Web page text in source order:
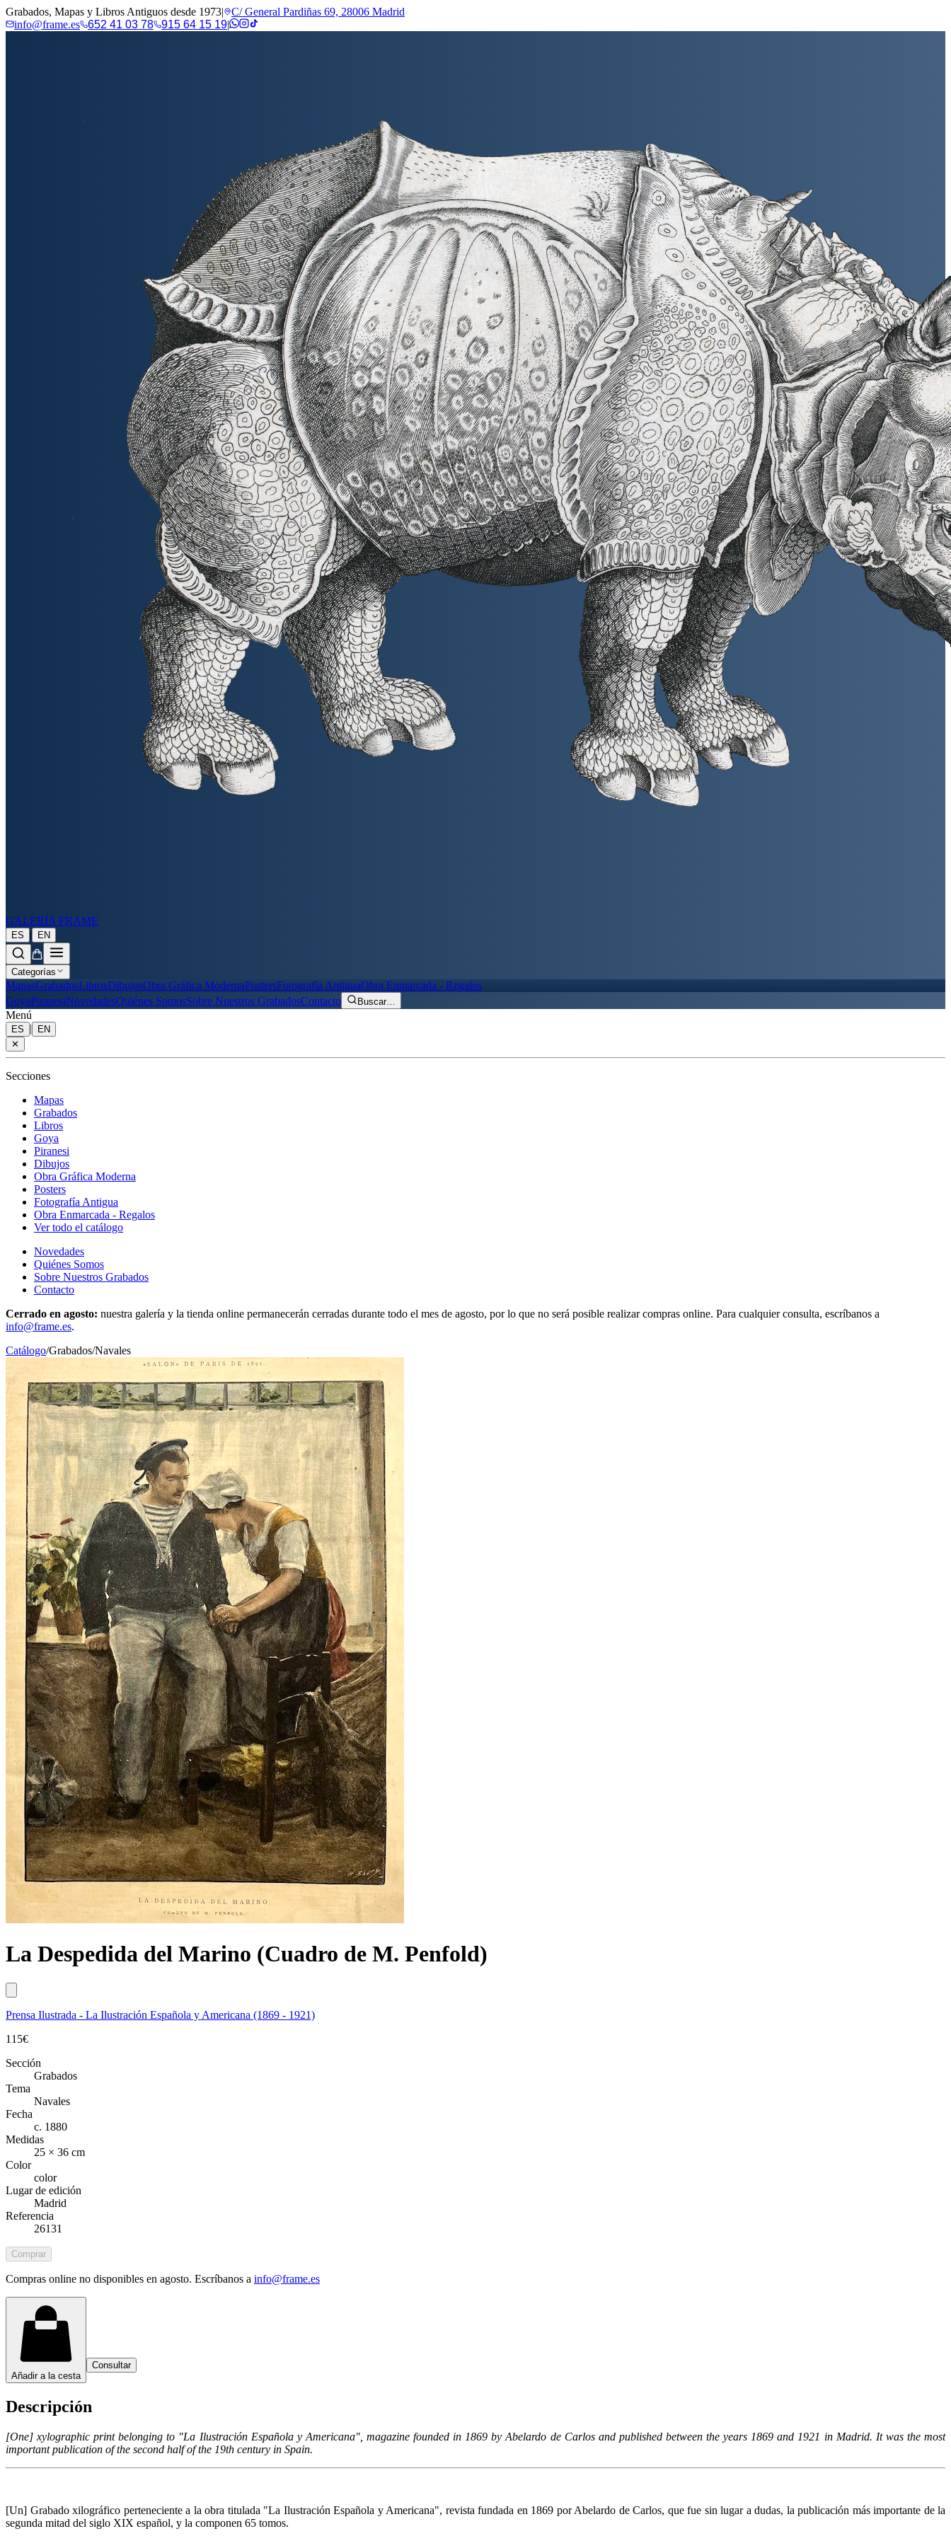
Grabados, Mapas y Libros Antiguos desde 1973|
C/ General Pardiñas 69, 28006 Madrid
info@frame.es
652 41 03 78 915 64 15 19|
GALERÍA FRAME
ES | EN
Categorías
MapasGrabadosLibrosDibujosObra Gráfica ModernaPostersFotografía AntiguaObra Enmarcada - Regalos
GoyaPiranesiNovedadesQuiénes SomosSobre Nuestros GrabadosContacto Buscar…
Menú
ES |
EN
✕
Secciones
Mapas
Grabados
Libros
Goya
Piranesi
Dibujos
Obra Gráfica Moderna
Posters
Fotografía Antigua
Obra Enmarcada - Regalos
Ver todo el catálogo
Novedades
Quiénes Somos
Sobre Nuestros Grabados
Contacto
Cerrado en agosto: nuestra galería y la tienda online permanecerán cerradas durante todo el mes de agosto, por lo que no será posible realizar compras online. Para cualquier consulta, escríbanos a
info@frame.es.
Catálogo/Grabados/Navales
La Despedida del Marino (Cuadro de M. Penfold)
Prensa Ilustrada - La Ilustración Española y Americana (1869 - 1921)
115€
Sección
Grabados
Tema
Navales
Fecha
c. 1880
Medidas
25 × 36 cm
Color
color
Lugar de edición
Madrid
Referencia
26131
Comprar
Compras online no disponibles en agosto. Escríbanos a info@frame.es
Añadir a la cesta
Consultar
Descripción
[One] xylographic print belonging to "La Ilustración Española y Americana", magazine founded in 1869 by Abelardo de Carlos and published between the years 1869 and 1921 in Madrid. It was the most
important publication of the second half of the 19th century in Spain.
[Un] Grabado xilográfico perteneciente a la obra titulada "La Ilustración Española y Americana", revista fundada en 1869 por Abelardo de Carlos, que fue sin lugar a dudas, la publicación más importante de la
segunda mitad del siglo XIX español, y la componen 65 tomos.